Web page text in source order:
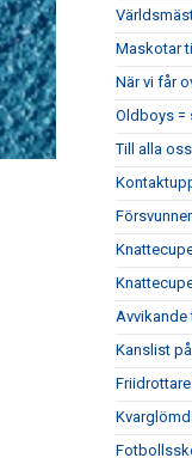
Maskotar
När vi får
Oldboys =
Till alla
Kanslist